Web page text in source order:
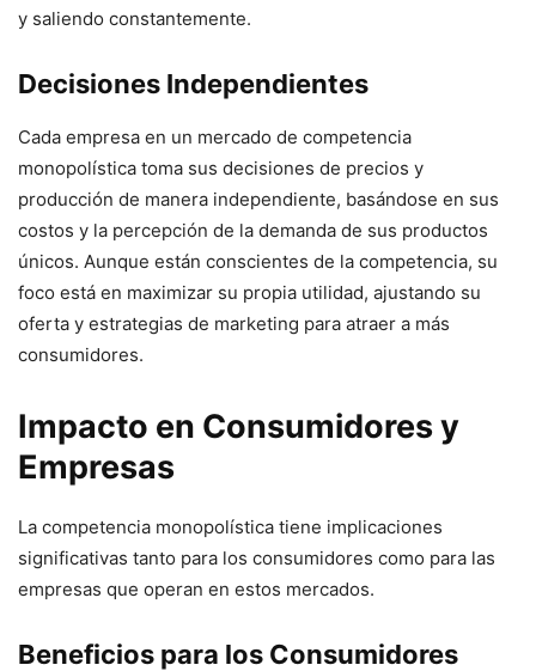
y saliendo constantemente.
Decisiones Independientes
Cada empresa en un mercado de competencia
monopolística toma sus decisiones de precios y
producción de manera independiente, basándose en sus
costos y la percepción de la demanda de sus productos
únicos. Aunque están conscientes de la competencia, su
foco está en maximizar su propia utilidad, ajustando su
oferta y estrategias de marketing para atraer a más
consumidores.
Impacto en Consumidores y
Empresas
La competencia monopolística tiene implicaciones
significativas tanto para los consumidores como para las
empresas que operan en estos mercados.
Beneficios para los Consumidores